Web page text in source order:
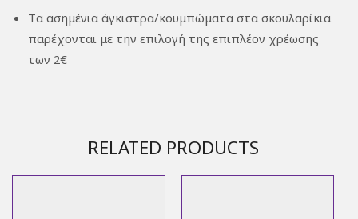
Tα ασημένια άγκιστρα/κουμπώματα στα σκουλαρίκια
παρέχονται με την επιλογή της επιπλέον χρέωσης
των 2€
RELATED PRODUCTS